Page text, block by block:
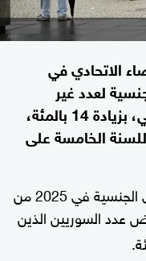
الاتحادي في
لعدد ⁠غير
مسبوق بلغ 332500 العام الماضي، بزيادة 14 بالمئة،
الخامسة على
‌مع 2024، انخفض عدد السوريين الذين